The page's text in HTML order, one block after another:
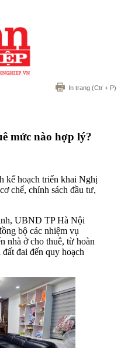
In trang (Ctr + P)
mức nào hợp lý?
kế hoạch triển khai Nghị
chế, chính sách đầu tư,
UBND TP Hà Nội
bộ các nhiệm vụ
nhà ở cho thuê, từ hoàn
đai đến quy hoạch